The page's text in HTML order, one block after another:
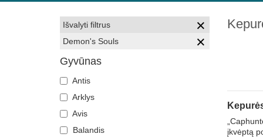
Išvalyti filtrus
Demon's Souls
Gyvūnas
Antis
Arklys
Avis
Balandis
įkvėptą